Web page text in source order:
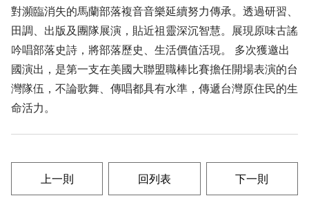
對瀕臨消失的馬蘭部落複音音樂延續努力傳承。透過研習、
田調、出版及團隊展演，貼近祖靈深沉智慧。展現原味古謠
吟唱部落史詩，將部落歷史、生活價值活現。 多次獲邀出
國演出，是第一支在美國大聯盟職棒比賽擔任開場表演的台
灣隊伍，不論歌舞、傳唱都具有水準，傳遞台灣原住民的生
命活力。
上一則 回列表 下一則